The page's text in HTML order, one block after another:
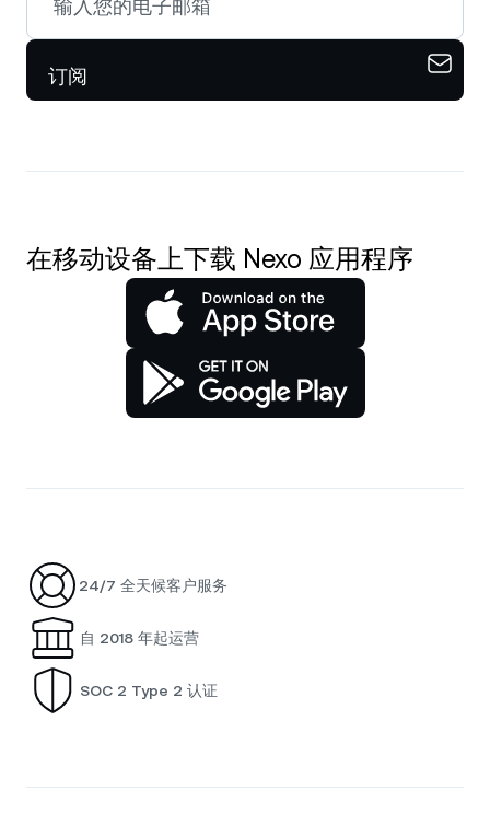
订阅
在移动设备上下载 Nexo 应用程序
24/7 全天候客户服务
自 2018 年起运营
SOC 2 Type 2 认证